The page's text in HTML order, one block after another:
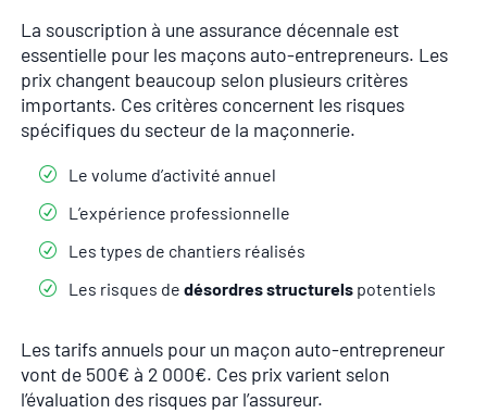
La souscription à une assurance décennale est
essentielle pour les maçons auto-entrepreneurs. Les
prix changent beaucoup selon plusieurs critères
importants. Ces critères concernent les risques
spécifiques du secteur de la maçonnerie.
Le volume d’activité annuel
L’expérience professionnelle
Les types de chantiers réalisés
Les risques de désordres structurels potentiels
Les tarifs annuels pour un maçon auto-entrepreneur
vont de 500€ à 2 000€. Ces prix varient selon
l’évaluation des risques par l’assureur.